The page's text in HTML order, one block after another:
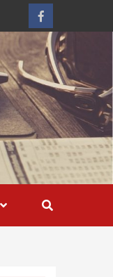
Facebook